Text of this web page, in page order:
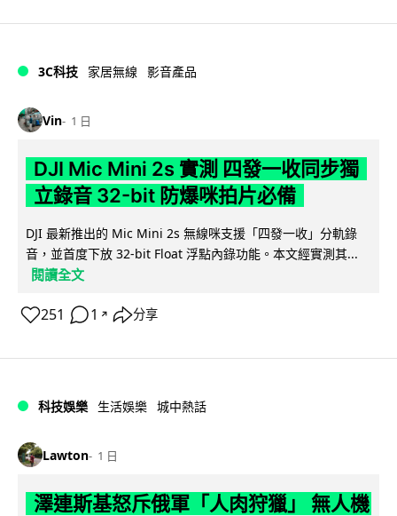
3C科技 家居無線 影音產品
Vin 1 日
DJI Mic Mini 2s 實測 四發一收同步獨
立錄音 32-bit 防爆咪拍片必備
DJI 最新推出的 Mic Mini 2s 無線咪支援「四發一收」分軌錄
音，並首度下放 32-bit Float 浮點內錄功能。本文經實測其...
閱讀全文
251 1 ↗ 分享
科技娛樂 生活娛樂 城中熱話
Lawton 1 日
澤連斯基怒斥俄軍「人肉狩獵」 無人機